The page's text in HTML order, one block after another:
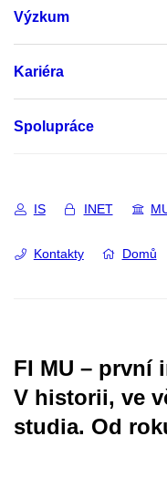
Výzkum
Kariéra
Spolupráce
IS INET
Kontakty Domů
FI MU – první
V historii, ve
studia. Od